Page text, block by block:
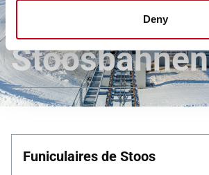
Deny
Toutes les réalisations
Stoosbahnen
Funiculaires de Stoos